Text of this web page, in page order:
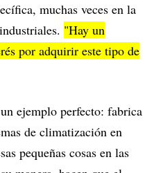
muchas veces en la
"Hay un
por adquirir este tipo de
ejemplo perfecto: fabrica
de climatización en
pequeñas cosas en las